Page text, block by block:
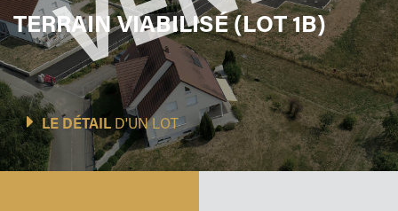
TERRAIN VIABILISÉ (LOT 1B)
LE DÉTAILD'UN LOT